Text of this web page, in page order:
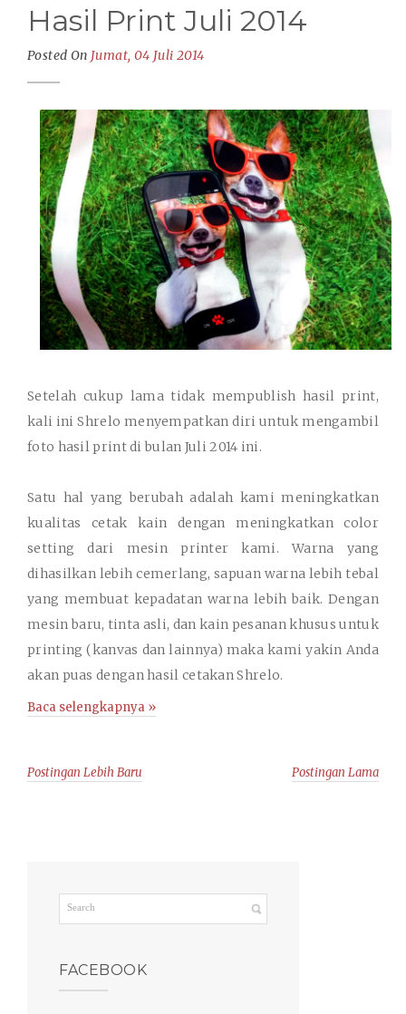
Hasil Print Juli 2014
Posted On Jumat, 04 Juli 2014
Setelah cukup lama tidak mempublish hasil print,
kali ini Shrelo menyempatkan diri untuk mengambil
foto hasil print di bulan Juli 2014 ini.
Satu hal yang berubah adalah kami meningkatkan
kualitas cetak kain dengan meningkatkan color
setting dari mesin printer kami. Warna yang
dihasilkan lebih cemerlang, sapuan warna lebih tebal
yang membuat kepadatan warna lebih baik. Dengan
mesin baru, tinta asli, dan kain pesanan khusus untuk
printing (kanvas dan lainnya) maka kami yakin Anda
akan puas dengan hasil cetakan Shrelo.
Baca selengkapnya »
Postingan Lebih Baru Postingan Lama
FACEBOOK